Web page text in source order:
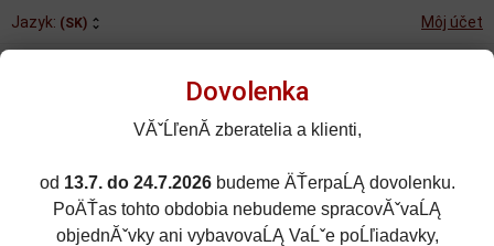
Jazyk: (SK) Môj účet
Rozšírené vyhľadávanie
Porovnané (0)
Obľúbené (0)
Dovolenka
VĂˇĹľenĂ­ zberatelia a klienti,
od 13.7. do 24.7.2026budeme ÄŤerpaĹĄ dovolenku.
PoÄŤas tohto obdobia nebudeme spracovĂˇvaĹĄ
objednĂˇvky ani vybavovaĹĄ VaĹˇe poĹľiadavky,